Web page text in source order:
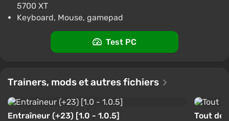
Difmark 3.4 87 avis Codes promo
Assassins Creed Shadows (PC) [Rest of the
world] [Deluxe Edition]
Boosted
PC
Difmark 3.4 87 avis Codes promo
5700 XT
Keyboard, Mouse, gamepad
Test PC
Trainers, mods et autres fichiers
Entraîneur (+23) [1.0 - 1.0.5] Tout